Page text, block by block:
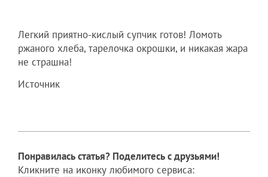
Легкий приятно-кислый супчик готов! Ломоть
ржаного хлеба, тарелочка окрошки, и никакая жара
не страшна!
Источник
Понравилась статья? Поделитесь с друзьями!
Кликните на иконку любимого сервиса: